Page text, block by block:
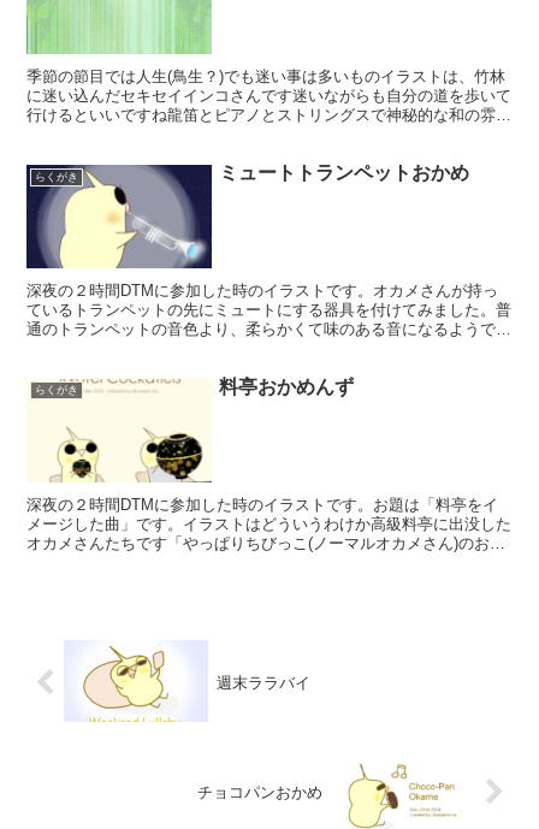
季節の節目では人生(鳥生？)でも迷い事は多いものイラストは、竹林
に迷い込んだセキセイインコさんです迷いながらも自分の道を歩いて
行けるといいですね龍笛とピアノとストリングスで神秘的な和の雰囲
らくがき ミュートトランペットおかめ
深夜の２時間DTMに参加した時のイラストです。オカメさんが持っ
ているトランペットの先にミュートにする器具を付けてみました。普
通のトランペットの音色より、柔らかくて味のある音になるようで
らくがき 料亭おかめんず
深夜の２時間DTMに参加した時のイラストです。お題は「料亭をイ
メージした曲」です。イラストはどういうわけか高級料亭に出没した
オカメさんたちです「やっぱりちびっこ(ノーマルオカメさん)のお椀
週末ララバイ
チョコパンおかめ